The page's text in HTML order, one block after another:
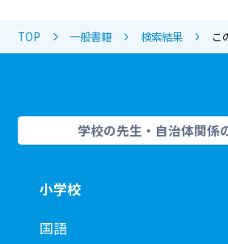
TOP 一般書籍 検索結果 こ
学校の先生・自治体関係
小学校
国語